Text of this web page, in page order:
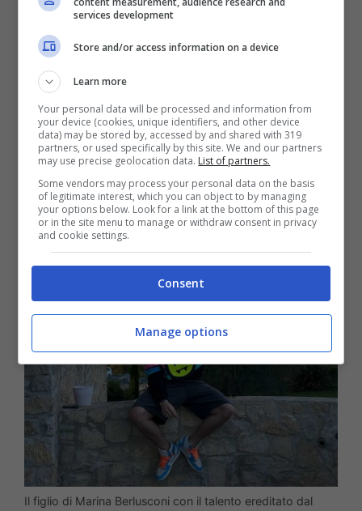
microfono in mano.
Non è un segreto che il nonno
avesse una carriera musicale prima di
lanciarsi in politica e affari;è affascinante
pensare che il giovane Silvio potrebbe
continuare questa tradizione familiare,
portando una ventata di freschezza nel
mondo della musica.
Il figlio di Marina Berlusconi con il talento ereditato dal
services development
Store and/or access information on a device
Learn more
Your personal data will be processed and information from
your device (cookies, unique identifiers, and other device
data) may be stored by, accessed by and shared with 319
partners, or used specifically by this site. We and our partners
may use precise geolocation data. List of partners.
Some vendors may process your personal data on the basis
of legitimate interest, which you can object to by managing
your options below. Look for a link at the bottom of this page
or in the site menu to manage or withdraw consent in privacy
and cookie settings.
Consent
Manage options